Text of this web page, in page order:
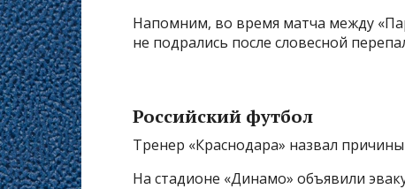
Напомним, во время матча между
не подрались после словесной
Российский футбол
Тренер «Краснодара» назвал
На стадионе «Динамо» объявили